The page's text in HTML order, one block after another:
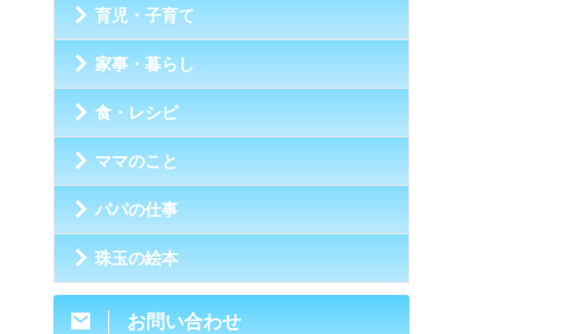
育児・子育て
家事・暮らし
食・レシピ
ママのこと
パパの仕事
珠玉の絵本
お問い合わせ